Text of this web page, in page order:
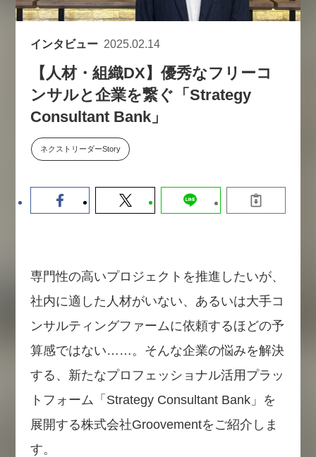
サイトマップ
お問い合わせ
個人情報保護法について
採用情報
ト時代、日本企業は何から始める
新潮流から学ぶ〜
セミナー
【8/12開催】「イノベーションを
数値化する」～投資される事業の
学ぶ資金調達・巻き込みのリアル
インタビュー 2025.02.14
【人材・組織DX】優秀なフリーコ
ンサルと企業を繋ぐ「Strategy
Consultant Bank」
ネクストリーダーStory
専門性の高いプロジェクトを推進したいが、
社内に適した人材がいない、あるいは大手コ
ンサルティングファームに依頼するほどの予
算感ではない……。そんな企業の悩みを解決
する、新たなプロフェッショナル活用プラッ
トフォーム「Strategy Consultant Bank」を
展開する株式会社Groovementをご紹介しま
す。